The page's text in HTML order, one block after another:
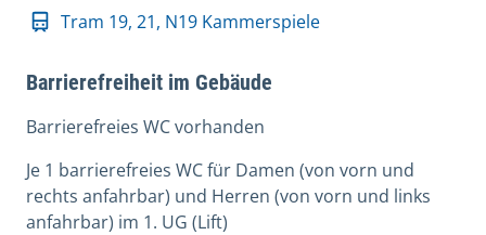
Tram 19, 21, N19 Kammerspiele
Barrierefreiheit im Gebäude
Barrierefreies WC vorhanden
Je 1 barrierefreies WC für Damen (von vorn und
rechts anfahrbar) und Herren (von vorn und links
anfahrbar) im 1. UG (Lift)